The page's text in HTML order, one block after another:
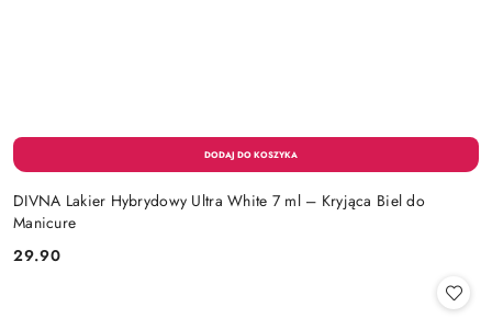
DIVNA Lakier Hybrydowy Ultra White 7 ml – Kryjąca Biel do
Manicure
Cena:
29.90